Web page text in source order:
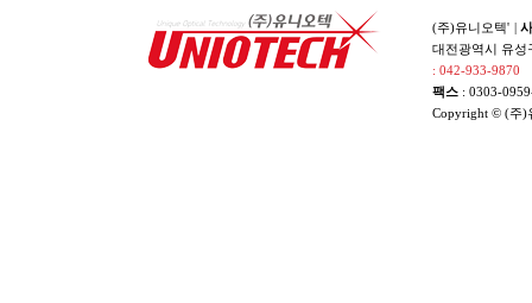
(주)유니오텍'
대전광역시 유성
: 042-933-9870
팩스 : 0303-
Copyright © (주)